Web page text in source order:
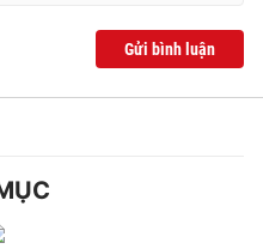
Gửi bình luận